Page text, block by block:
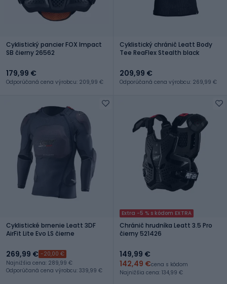
Cyklistický pancier FOX Impact
SB čierny 26562
179,99 €
Odporúčaná cena výrobcu: 209,99 €
Cyklistický chránič Leatt Body
Tee ReaFlex Stealth black
209,99 €
Odporúčaná cena výrobcu: 269,99 €
Cyklistické brnenie Leatt 3DF
AirFit Lite Evo LS čierne
269,99 € -20,00 €
Najnižšia cena: 289,99 €
Odporúčaná cena výrobcu: 339,99 €
Extra -5 % s kódom EXTRA
Chránič hrudníka Leatt 3.5 Pro
čierny 521426
149,99 €
142,49 €cena s kódom
Najnižšia cena: 134,99 €